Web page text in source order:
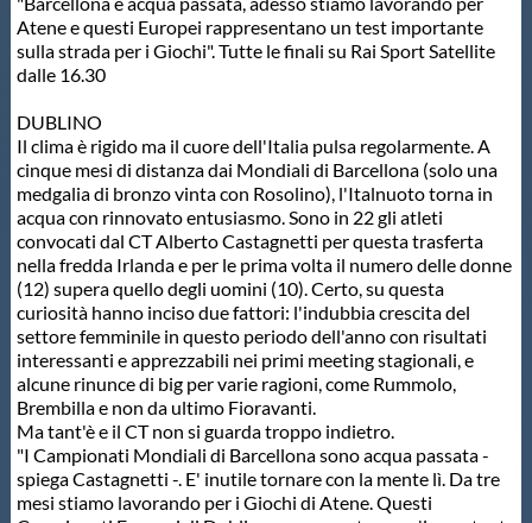
Area Legislativa
Qualità
Sostenibilità
Privacy
Cookie Policy
Archivio News
Atene e questi Europei rappresentano un test importante
sulla strada per i Giochi". Tutte le finali su Rai Sport Satellite
dalle 16.30
DUBLINO
Il clima è rigido ma il cuore dell'Italia pulsa regolarmente. A
cinque mesi di distanza dai Mondiali di Barcellona (solo una
medgalia di bronzo vinta con Rosolino), l'Italnuoto torna in
acqua con rinnovato entusiasmo. Sono in 22 gli atleti
convocati dal CT Alberto Castagnetti per questa trasferta
nella fredda Irlanda e per le prima volta il numero delle donne
(12) supera quello degli uomini (10). Certo, su questa
curiosità hanno inciso due fattori: l'indubbia crescita del
settore femminile in questo periodo dell'anno con risultati
interessanti e apprezzabili nei primi meeting stagionali, e
alcune rinunce di big per varie ragioni, come Rummolo,
Brembilla e non da ultimo Fioravanti.
Ma tant'è e il CT non si guarda troppo indietro.
"I Campionati Mondiali di Barcellona sono acqua passata -
spiega Castagnetti -. E' inutile tornare con la mente lì. Da tre
mesi stiamo lavorando per i Giochi di Atene. Questi